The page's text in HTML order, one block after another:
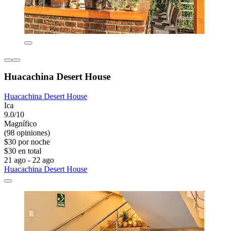
Huacachina Desert House
Huacachina Desert House
Ica
9.0/10
Magnífico
(98 opiniones)
$30 por noche
$30 en total
21 ago - 22 ago
Huacachina Desert House